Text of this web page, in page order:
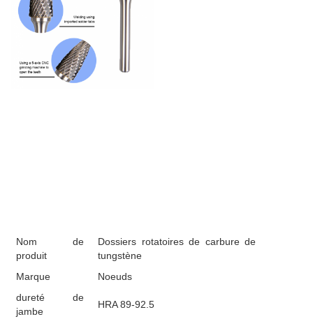
Nom de
produit
Dossiers rotatoires de carbure de
tungstène
Marque
Noeuds
dureté de
jambe
HRA 89-92.5